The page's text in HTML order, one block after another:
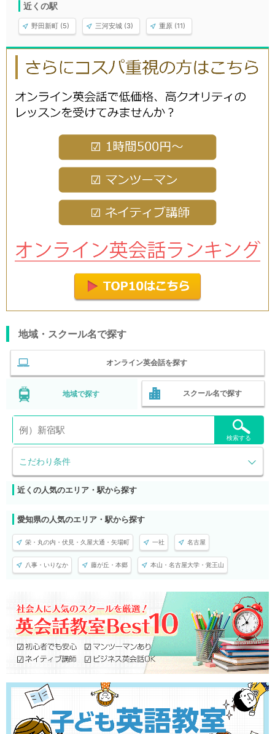
近くの駅
野田新町 (5) 三河安城 (3) 重原 (11)
地域・スクール名で探す
オンライン英会話を探す
地域で探す スクール名で探す
こだわり条件
検索する
近くの人気のエリア・駅から探す
愛知県の人気のエリア・駅から探す
栄・丸の内・伏見・久屋大通・矢場町 一社 名古屋
八事・いりなか 藤が丘・本郷 本山・名古屋大学・覚王山